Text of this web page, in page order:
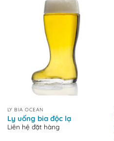
LY BIA OCEAN
Ly uống bia độc lạ
Liên hệ đặt hàng